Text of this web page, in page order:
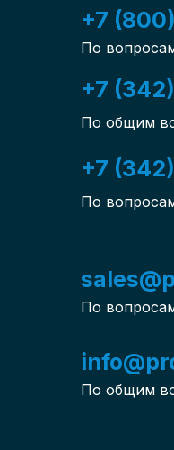
+7
По
+7
По общим
+7
По
По
По общим